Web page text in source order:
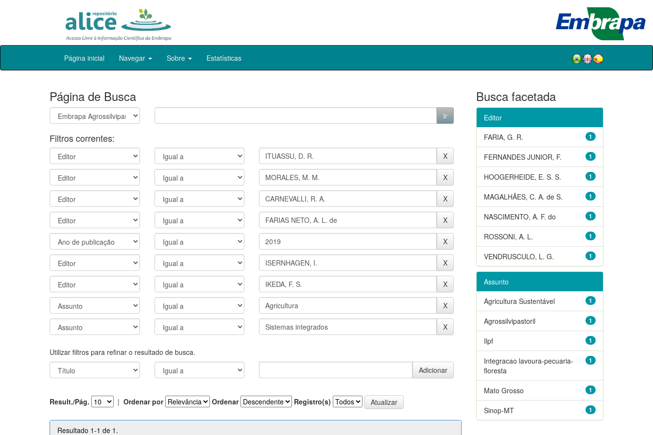
Skip
Página inicial Navegar Sobre Estatísticas
Página de Busca
Filtros correntes:
Utilizar filtros para refinar o resultado de busca.
Result./Pág. | Ordenar por Ordenar Registro(s)
Resultado 1-1 de 1.
Busca facetada
Editor
1
FARIA, G. R.
1
FERNANDES JUNIOR, F.
1
HOOGERHEIDE, E. S. S.
1
MAGALHÃES, C. A. de S.
1
NASCIMENTO, A. F. do
1
ROSSONI, A. L.
1
VENDRUSCULO, L. G.
Assunto
1
Agricultura Sustentável
1
Agrossilvipastoril
1
Ilpf
1
Integracao lavoura-pecuaria-
floresta
1
Mato Grosso
1
Sinop-MT